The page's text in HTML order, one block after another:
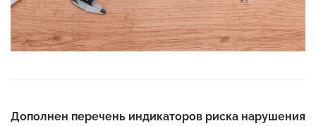
Дополнен перечень индикаторов риска нарушения